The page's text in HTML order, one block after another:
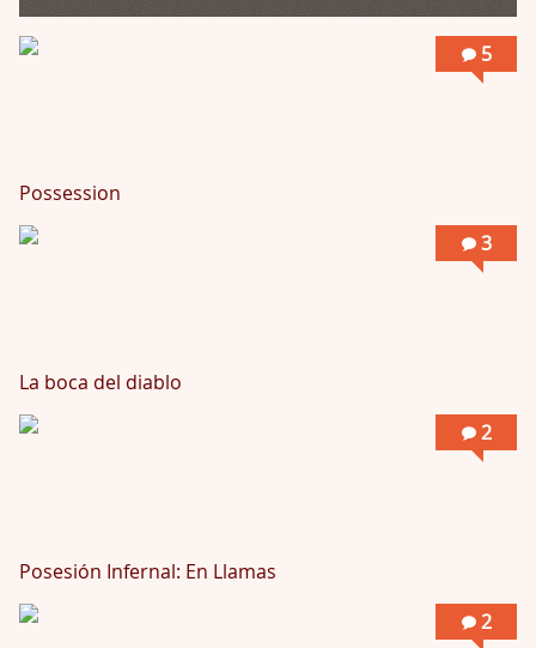
Por: Skalope
5
Possession
3
La boca del diablo
2
Posesión Infernal: En Llamas
2